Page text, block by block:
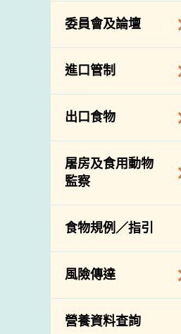
降低膳食中的鈉和
糖
食物安全重點控制
系統
基因改造食物
資料
食物安全之風險評
估
食物事故應變及管
理
食物消費量調查
總膳食研究
有機食物
委員會及論壇
食物安全專家委員
會
消費者聯繫小組
進口管制
食物進口商和食物
分銷商登記制度
絡內地有關當局
進口食物管制
口檢驗
出口食物
出口驗證
出口食物往內地
出口商及業界的消
息
屠房及食用動物
監察
規管農業化學物及
獸醫藥物在食用動
物上的使用
屠房及疾病監測
宰前檢驗
宰後檢驗
食物規例／指引
風險傳達
主題項目
營養資料查詢